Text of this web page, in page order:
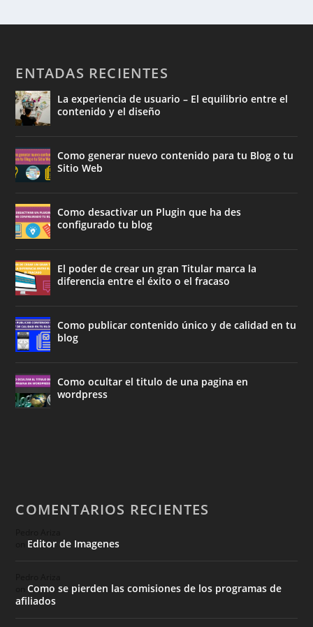
ENTADAS RECIENTES
La experiencia de usuario – El equilibrio entre el
contenido y el diseño
Como generar nuevo contenido para tu Blog o tu
Sitio Web
Como desactivar un Plugin que ha des
configurado tu blog
El poder de crear un gran Titular marca la
diferencia entre el éxito o el fracaso
Como publicar contenido único y de calidad en tu
blog
Como ocultar el titulo de una pagina en
wordpress
COMENTARIOS RECIENTES
Editor de Imagenes
onComo se pierden las comisiones de los programas de
afiliados